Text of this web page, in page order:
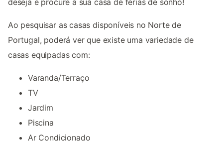
deseja e procure a sua casa de férias de sonho!
Ao pesquisar as casas disponíveis no Norte de
Portugal, poderá ver que existe uma variedade de
casas equipadas com:
Varanda/Terraço
TV
Jardim
Piscina
Ar Condicionado